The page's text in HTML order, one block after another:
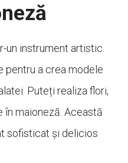
un instrument artistic.
pentru a crea modele
Puteți realiza flori,
în maioneză. Această
sofisticat și delicios